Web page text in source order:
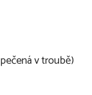
v troubě)